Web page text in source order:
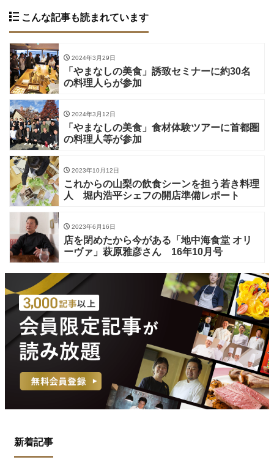
こんな記事も読まれています
2024年3月29日
「やまなしの美食」誘致セミナーに約30名
の料理人らが参加
2024年3月12日
「やまなしの美食」食材体験ツアーに首都圏
の料理人等が参加
2023年10月12日
これからの山梨の飲食シーンを担う若き料理
人 堀内浩平シェフの開店準備レポート
2023年6月16日
店を閉めたから今がある「地中海食堂 オリ
ーヴァ」萩原雅彦さん 16年10月号
新着記事